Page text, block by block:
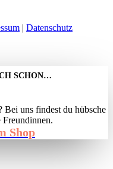
| Datenschutz
SCHON…
uns findest du hübsche
Shop